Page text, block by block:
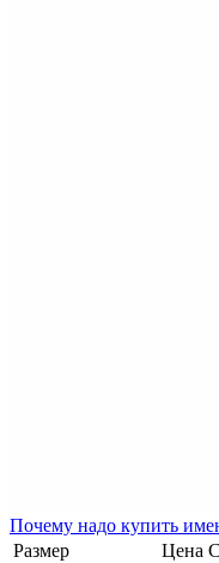
Почему надо купить
Размер
Цена